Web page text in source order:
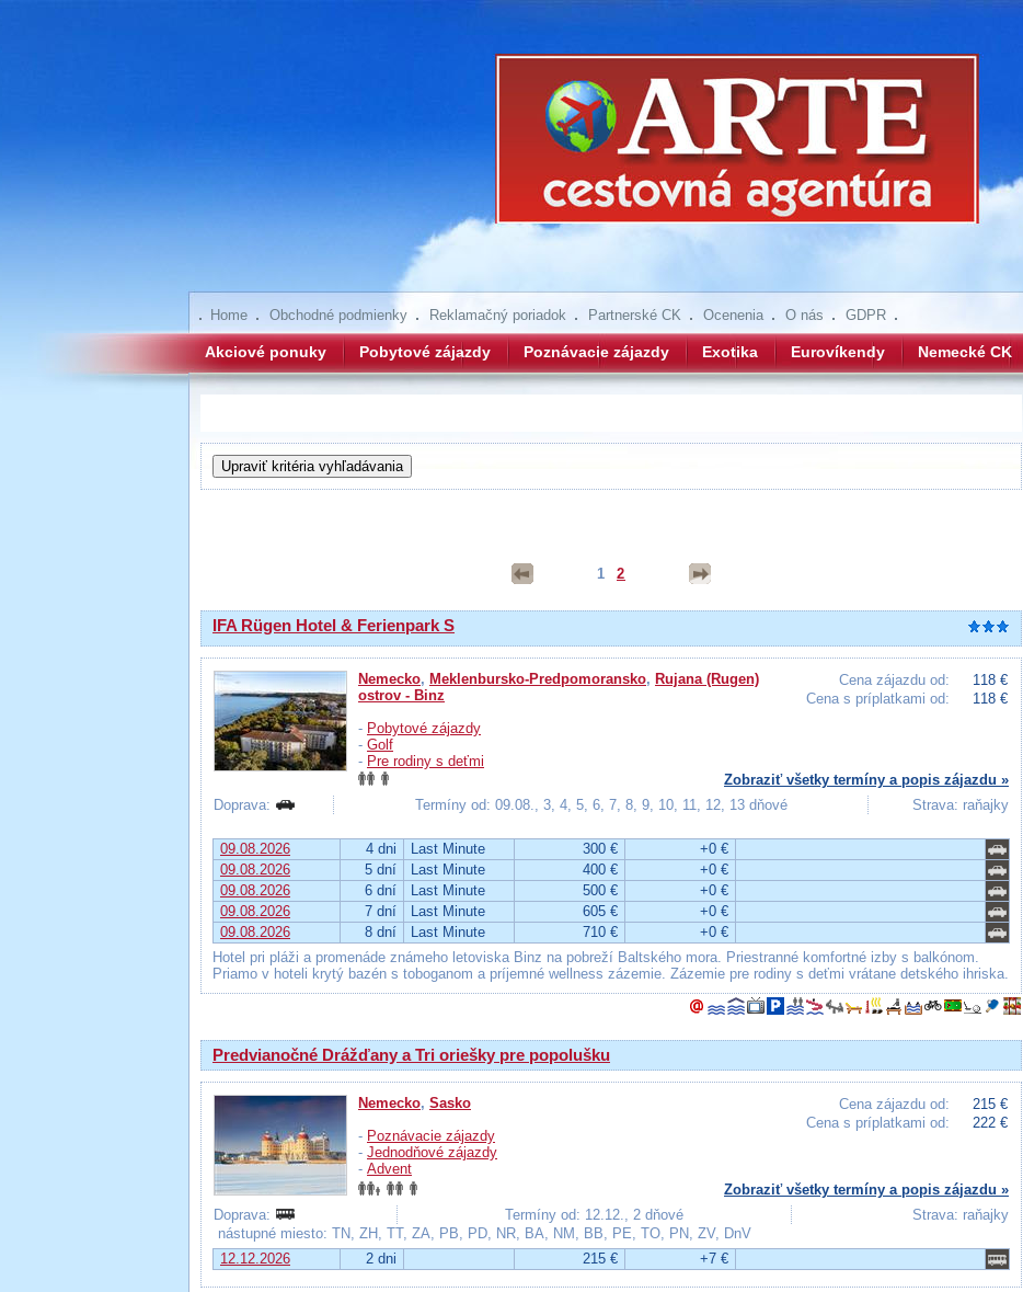
Home Obchodné podmienky Reklamačný poriadok Partnerské CK Ocenenia O nás GDPR
Akciové ponuky Pobytové zájazdy Poznávacie zájazdy Exotika Eurovíkendy Nemecké CK
1 2
IFA Rügen Hotel & Ferienpark S
Cena zájazdu od:
118 €
Cena s príplatkami od:
118 €
Nemecko, Meklenbursko-Predpomoransko, Rujana (Rugen)
ostrov - Binz
- Pobytové zájazdy
- Golf
- Pre rodiny s deťmi
Zobraziť všetky termíny a popis zájazdu »
Doprava:
Termíny od: 09.08., 3, 4, 5, 6, 7, 8, 9, 10, 11, 12, 13 dňové Strava: raňajky
09.08.2026 4 dni Last Minute 300 €
+0 €
09.08.2026
5 dní Last Minute 400 €
+0 €
09.08.2026
6 dní Last Minute 500 €
+0 €
09.08.2026
7 dní Last Minute 605 €
+0 €
09.08.2026
8 dní Last Minute 710 €
+0 €
Hotel pri pláži a promenáde známeho letoviska Binz na pobreží Baltského mora. Priestranné komfortné izby s balkónom.
Priamo v hoteli krytý bazén s toboganom a príjemné wellness zázemie. Zázemie pre rodiny s deťmi vrátane detského ihriska.
Predvianočné Drážďany a Tri oriešky pre popolušku
Cena zájazdu od:
215 €
Cena s príplatkami od:
222 €
Nemecko, Sasko
- Poznávacie zájazdy
- Jednodňové zájazdy
- Advent
Zobraziť všetky termíny a popis zájazdu »
Doprava:
Termíny od: 12.12., 2 dňové
Strava: raňajky
nástupné miesto: TN, ZH, TT, ZA, PB, PD, NR, BA, NM, BB, PE, TO, PN, ZV, DnV
12.12.2026
2 dni 215 € +7 €